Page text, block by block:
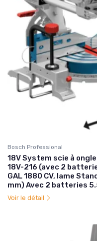
Bosch Professional
18V System scie à
18V-216 (avec 2
GAL 1880 CV, lame
mm) Avec 2 batteries
Voir le détail